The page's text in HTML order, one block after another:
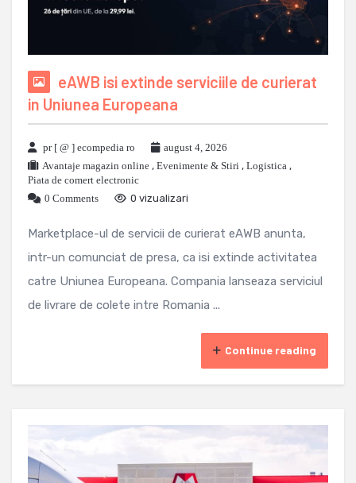
eAWB isi extinde serviciile de curierat
in Uniunea Europeana
pr [ @ ] ecompedia ro
august 4, 2026
Avantaje magazin online , Evenimente & Stiri , Logistica ,
Piata de comert electronic
0 Comments
0 vizualizari
Marketplace-ul de servicii de curierat eAWB anunta,
intr-un comunciat de presa, ca isi extinde activitatea
catre Uniunea Europeana. Compania lanseaza serviciul
de livrare de colete intre Romania ...
Continue reading